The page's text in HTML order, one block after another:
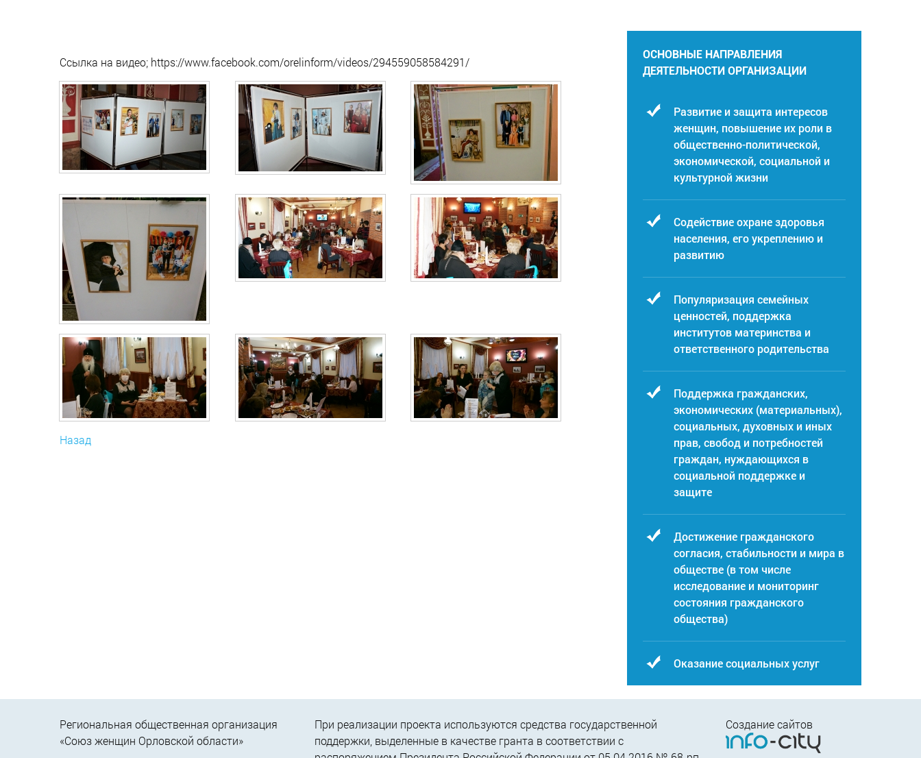
Ссылка на видео; https://www.facebook.com/orelinform/videos/294559058584291/
Назад
ОСНОВНЫЕ НАПРАВЛЕНИЯ
ДЕЯТЕЛЬНОСТИ ОРГАНИЗАЦИИ
Развитие и защита интересов
женщин, повышение их роли в
общественно-политической,
экономической, социальной и
культурной жизни
Содействие охране здоровья
населения, его укреплению и
развитию
Популяризация семейных
ценностей, поддержка
институтов материнства и
ответственного родительства
Поддержка гражданских,
экономических (материальных),
социальных, духовных и иных
прав, свобод и потребностей
граждан, нуждающихся в
социальной поддержке и
защите
Достижение гражданского
согласия, стабильности и мира в
обществе (в том числе
исследование и мониторинг
состояния гражданского
общества)
Оказание социальных услуг
Региональная общественная организация
«Союз женщин Орловской области»
При реализации проекта используются средства государственной
поддержки, выделенные в качестве гранта в соответствии c
Создание сайтов